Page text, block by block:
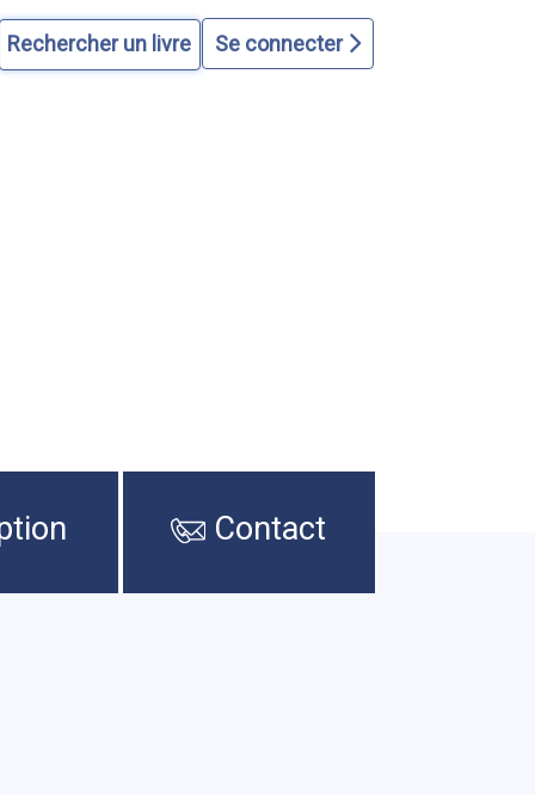
Se connecter
Contact